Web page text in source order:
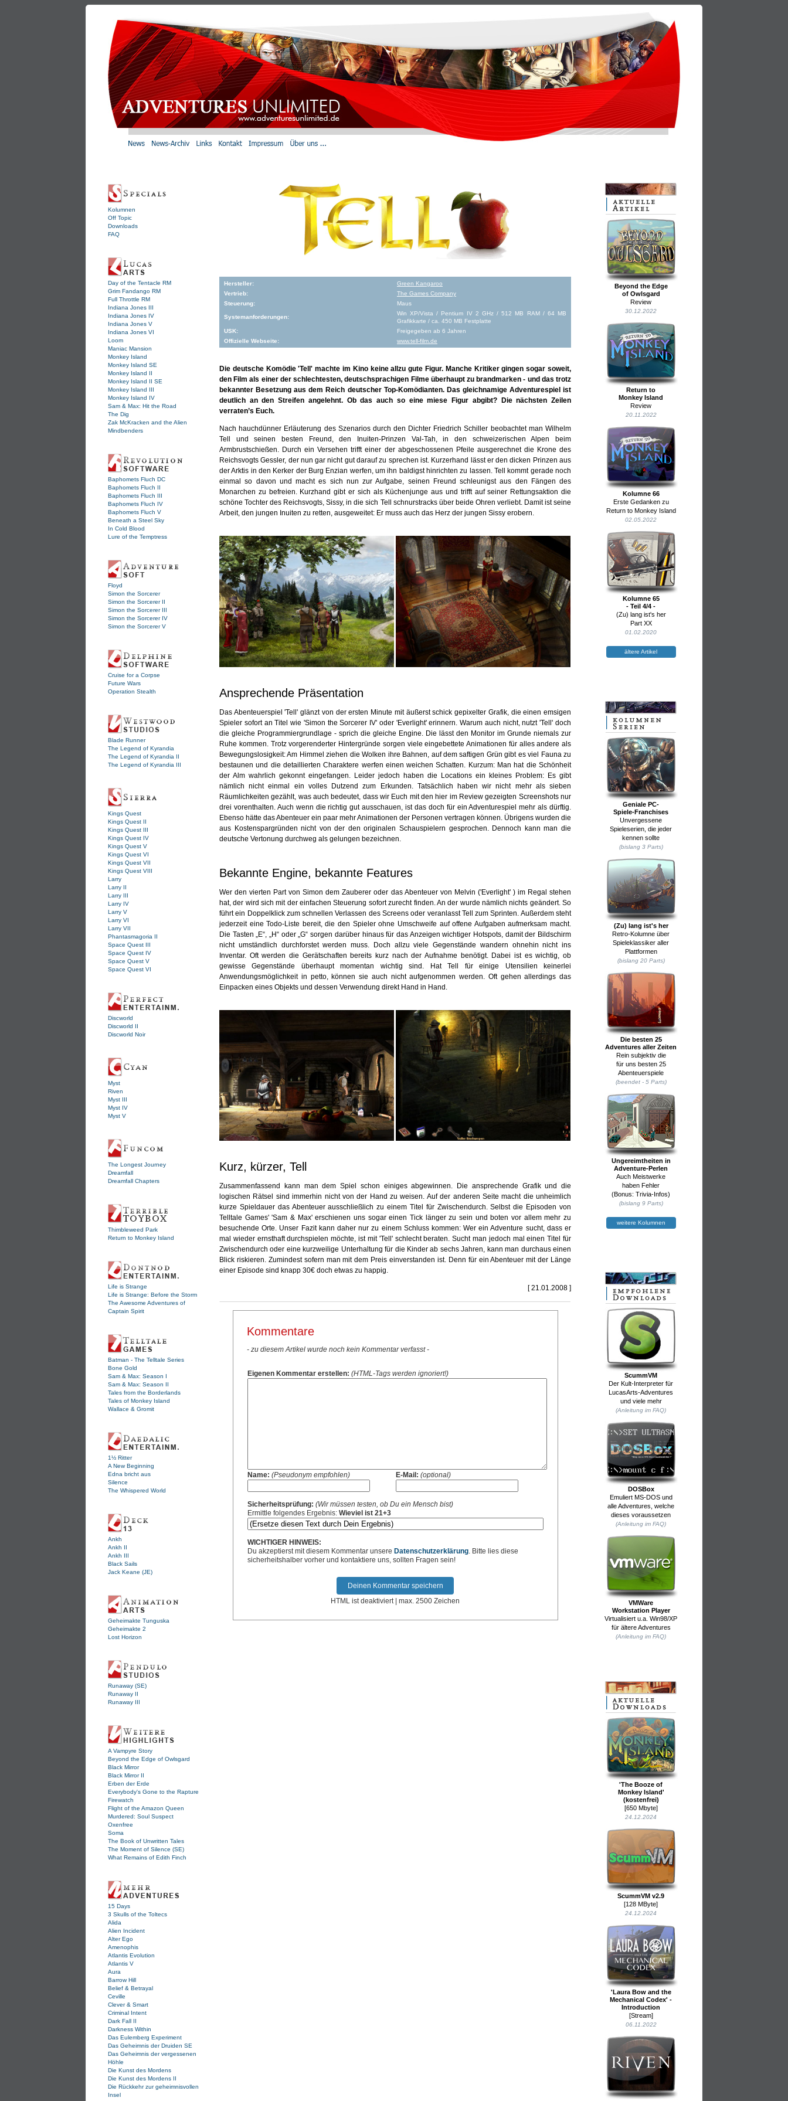
Kolumnen
Off Topic
Downloads
FAQ
Day of the Tentacle RM
Grim Fandango RM
Full Throttle RM
Indiana Jones III
Indiana Jones IV
Indiana Jones V
Indiana Jones VI
Loom
Maniac Mansion
Monkey Island
Monkey Island SE
Monkey Island II
Monkey Island II SE
Monkey Island III
Monkey Island IV
Sam & Max: Hit the Road
The Dig
Zak McKracken and the Alien
Mindbenders
Baphomets Fluch DC
Baphomets Fluch II
Baphomets Fluch III
Baphomets Fluch IV
Baphomets Fluch V
Beneath a Steel Sky
In Cold Blood
Lure of the Temptress
Floyd
Simon the Sorcerer
Simon the Sorcerer II
Simon the Sorcerer III
Simon the Sorcerer IV
Simon the Sorcerer V
Cruise for a Corpse
Future Wars
Operation Stealth
Blade Runner
The Legend of Kyrandia
The Legend of Kyrandia II
The Legend of Kyrandia III
Kings Quest
Kings Quest II
Kings Quest III
Kings Quest IV
Kings Quest V
Kings Quest VI
Kings Quest VII
Kings Quest VIII
Larry
Larry II
Larry III
Larry IV
Larry V
Larry VI
Larry VII
Phantasmagoria II
Space Quest III
Space Quest IV
Space Quest V
Space Quest VI
Discworld
Discworld II
Discworld Noir
Myst
Riven
Myst III
Myst IV
Myst V
The Longest Journey
Dreamfall
Dreamfall Chapters
Thimbleweed Park
Return to Monkey Island
Life is Strange
Life is Strange: Before the Storm
The Awesome Adventures of
Captain Spirit
Batman - The Telltale Series
Bone Gold
Sam & Max: Season I
Sam & Max: Season II
Tales from the Borderlands
Tales of Monkey Island
Wallace & Gromit
1½ Ritter
A New Beginning
Edna bricht aus
Silence
The Whispered World
Ankh
Ankh II
Ankh III
Black Sails
Jack Keane (JE)
Geheimakte Tunguska
Geheimakte 2
Lost Horizon
Runaway (SE)
Runaway II
Runaway III
A Vampyre Story
Beyond the Edge of Owlsgard
Black Mirror
Black Mirror II
Erben der Erde
Everybody's Gone to the Rapture
Firewatch
Flight of the Amazon Queen
Murdered: Soul Suspect
Oxenfree
Soma
The Book of Unwritten Tales
The Moment of Silence (SE)
What Remains of Edith Finch
15 Days
3 Skulls of the Toltecs
Alida
Alien Incident
Alter Ego
Amenophis
Atlantis Evolution
Atlantis V
Aura
Barrow Hill
Belief & Betrayal
Ceville
Clever & Smart
Criminal Intent
Dark Fall II
Darkness Within
Das Eulemberg Experiment
Das Geheimnis der Druiden SE
Das Geheimnis der vergessenen
Höhle
Die Kunst des Mordens
Die Kunst des Mordens II
Die Rückkehr zur geheimnisvollen
Insel
Hersteller:
Green Kangaroo
Vertrieb:
The Games Company
Steuerung:
Maus
Systemanforderungen:
Win XP/Vista / Pentium IV 2 GHz / 512 MB RAM / 64 MB
Grafikkarte / ca. 450 MB Festplatte
USK:
Freigegeben ab 6 Jahren
Offizielle Webseite:
www.tell-film.de
Die deutsche Komödie 'Tell' machte im Kino keine allzu gute Figur. Manche Kritiker gingen sogar soweit,
den Film als einer der schlechtesten, deutschsprachigen Filme überhaupt zu brandmarken - und das trotz
bekannter Besetzung aus dem Reich deutscher Top-Komödianten. Das gleichnamige Adventurespiel ist
deutlich an den Streifen angelehnt. Ob das auch so eine miese Figur abgibt? Die nächsten Zeilen
verraten’s Euch.
Nach hauchdünner Erläuterung des Szenarios durch den Dichter Friedrich Schiller beobachtet man Wilhelm
Tell und seinen besten Freund, den Inuiten-Prinzen Val-Tah, in den schweizerischen Alpen beim
Armbrustschießen. Durch ein Versehen trifft einer der abgeschossenen Pfeile ausgerechnet die Krone des
Reichsvogts Gessler, der nun gar nicht gut darauf zu sprechen ist. Kurzerhand lässt er den dicken Prinzen aus
der Arktis in den Kerker der Burg Enzian werfen, um ihn baldigst hinrichten zu lassen. Tell kommt gerade noch
einmal so davon und macht es sich nun zur Aufgabe, seinen Freund schleunigst aus den Fängen des
Monarchen zu befreien. Kurzhand gibt er sich als Küchenjunge aus und trifft auf seiner Rettungsaktion die
schöne Tochter des Reichsvogts, Sissy, in die sich Tell schnurstracks über beide Ohren verliebt. Damit ist seine
Arbeit, den jungen Inuiten zu retten, ausgeweitet: Er muss auch das Herz der jungen Sissy erobern.
Ansprechende Präsentation
Das Abenteuerspiel 'Tell' glänzt von der ersten Minute mit äußerst schick gepixelter Grafik, die einen emsigen
Spieler sofort an Titel wie 'Simon the Sorcerer IV' oder 'Everlight' erinnern. Warum auch nicht, nutzt 'Tell' doch
die gleiche Programmiergrundlage - sprich die gleiche Engine. Die lässt den Monitor im Grunde niemals zur
Ruhe kommen. Trotz vorgerenderter Hintergründe sorgen viele eingebettete Animationen für alles andere als
Bewegungslosigkeit: Am Himmel ziehen die Wolken ihre Bahnen, auf dem saftigen Grün gibt es viel Fauna zu
bestaunen und die detaillierten Charaktere werfen einen weichen Schatten. Kurzum: Man hat die Schönheit
der Alm wahrlich gekonnt eingefangen. Leider jedoch haben die Locations ein kleines Problem: Es gibt
nämlich nicht einmal ein volles Dutzend zum Erkunden. Tatsächlich haben wir nicht mehr als sieben
Räumlichkeiten gezählt, was auch bedeutet, dass wir Euch mit den hier im Review gezeigten Screenshots nur
drei vorenthalten. Auch wenn die richtig gut ausschauen, ist das doch für ein Adventurespiel mehr als dürftig.
Ebenso hätte das Abenteuer ein paar mehr Animationen der Personen vertragen können. Übrigens wurden die
aus Kostenspargründen nicht von der den originalen Schauspielern gesprochen. Dennoch kann man die
deutsche Vertonung durchweg als gelungen bezeichnen.
Bekannte Engine, bekannte Features
Wer den vierten Part von Simon dem Zauberer oder das Abenteuer von Melvin ('Everlight' ) im Regal stehen
hat, der wird sich mit der einfachen Steuerung sofort zurecht finden. An der wurde nämlich nichts geändert. So
führt ein Doppelklick zum schnellen Verlassen des Screens oder veranlasst Tell zum Sprinten. Außerdem steht
jederzeit eine Todo-Liste bereit, die den Spieler ohne Umschweife auf offene Aufgaben aufmerksam macht.
Die Tasten „E“, „H“ oder „G“ sorgen darüber hinaus für das Anzeigen wichtiger Hotspots, damit der Bildschirm
nicht umständlich durchforstet werden muss. Doch allzu viele Gegenstände wandern ohnehin nicht ins
Inventar. Oft werden die Gerätschaften bereits kurz nach der Aufnahme benötigt. Dabei ist es wichtig, ob
gewisse Gegenstände überhaupt momentan wichtig sind. Hat Tell für einige Utensilien keinerlei
Anwendungsmöglichkeit in petto, können sie auch nicht aufgenommen werden. Oft gehen allerdings das
Einpacken eines Objekts und dessen Verwendung direkt Hand in Hand.
Kurz, kürzer, Tell
Zusammenfassend kann man dem Spiel schon einiges abgewinnen. Die ansprechende Grafik und die
logischen Rätsel sind immerhin nicht von der Hand zu weisen. Auf der anderen Seite macht die unheimlich
kurze Spieldauer das Abenteuer ausschließlich zu einem Titel für Zwischendurch. Selbst die Episoden von
Telltale Games' 'Sam & Max' erschienen uns sogar einen Tick länger zu sein und boten vor allem mehr zu
besuchende Orte. Unser Fazit kann daher nur zu einem Schluss kommen: Wer ein Adventure sucht, dass er
mal wieder ernsthaft durchspielen möchte, ist mit 'Tell' schlecht beraten. Sucht man jedoch mal einen Titel für
Zwischendurch oder eine kurzweilige Unterhaltung für die Kinder ab sechs Jahren, kann man durchaus einen
Blick riskieren. Zumindest sofern man mit dem Preis einverstanden ist. Denn für ein Abenteuer mit der Länge
einer Episode sind knapp 30€ doch etwas zu happig.
[ 21.01.2008 ]
Kommentare
- zu diesem Artikel wurde noch kein Kommentar verfasst -
Eigenen Kommentar erstellen: (HTML-Tags werden ignoriert!)
Name: (Pseudonym empfohlen) E-Mail: (optional)
Sicherheitsprüfung: (Wir müssen testen, ob Du ein Mensch bist)
Ermittle folgendes Ergebnis: Wieviel ist 21+3
WICHTIGER HINWEIS:
Du akzeptierst mit diesem Kommentar unsere Datenschutzerklärung. Bitte lies diese
sicherheitshalber vorher und kontaktiere uns, sollten Fragen sein!
HTML ist deaktiviert | max. 2500 Zeichen
Beyond the Edge
of Owlsgard
Review
30.12.2022
Return to
Monkey Island
Review
20.11.2022
Kolumne 66
Erste Gedanken zu
Return to Monkey Island
02.05.2022
Kolumne 65
- Teil 4/4 -
(Zu) lang ist's her
Part XX
01.02.2020
ältere Artikel
Geniale PC-
Spiele-Franchises
Unvergessene
Spieleserien, die jeder
kennen sollte
(bislang 3 Parts)
(Zu) lang ist's her
Retro-Kolumne über
Spieleklassiker aller
Plattformen
(bislang 20 Parts)
Die besten 25
Adventures aller Zeiten
Rein subjektiv die
für uns besten 25
Abenteuerspiele
(beendet - 5 Parts)
Ungereimtheiten in
Adventure-Perlen
Auch Meistwerke
haben Fehler
(Bonus: Trivia-Infos)
(bislang 9 Parts)
weitere Kolumnen
ScummVM
Der Kult-Interpreter für
LucasArts-Adventures
und viele mehr
(Anleitung im FAQ)
DOSBox
Emuliert MS-DOS und
alle Adventures, welche
dieses voraussetzen
(Anleitung im FAQ)
VMWare
Workstation Player
Virtualisiert u.a. Win98/XP
für ältere Adventures
(Anleitung im FAQ)
'The Booze of
Monkey Island'
(kostenfrei)
[650 Mbyte]
24.12.2024
ScummVM v2.9
[128 MByte]
24.12.2024
'Laura Bow and the
Mechanical Codex' -
Introduction
[Stream]
06.11.2022